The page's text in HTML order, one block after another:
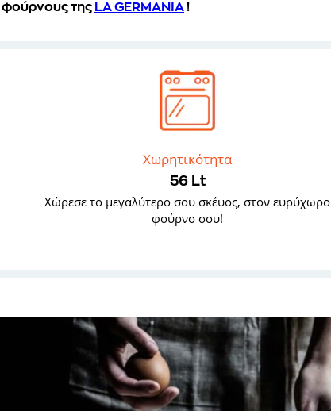
φούρνουςτης LA GERMANIA!
Χωρητικότητα
56 Lt
Χώρεσε το μεγαλύτερο σου σκέυος, στον ευρύχωρο
φούρνο σου!